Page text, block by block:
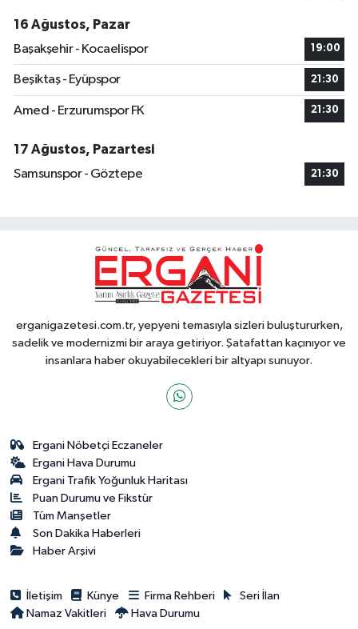
16 Ağustos, Pazar
Başakşehir - Kocaelispor
19:00
Beşiktaş - Eyüpspor 21:30
Amed - Erzurumspor FK 21:30
17 Ağustos, Pazartesi
Samsunspor - Göztepe
21:30
erganigazetesi.com.tr, yepyeni temasıyla sizleri buluştururken,
sadelik ve modernizmi bir araya getiriyor. Şatafattan kaçınıyor ve
insanlara haber okuyabilecekleri bir altyapı sunuyor.
Ergani Nöbetçi Eczaneler
Ergani Hava Durumu
Ergani Trafik Yoğunluk Haritası
Puan Durumu ve Fikstür
Tüm Manşetler
Son Dakika Haberleri
Haber Arşivi
İletişim Künye Firma Rehberi
Seri İlan
Namaz Vakitleri
Hava Durumu